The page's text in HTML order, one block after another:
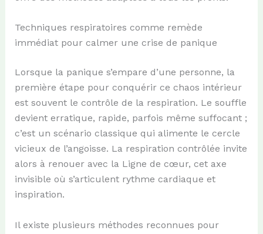
Techniques respiratoires comme remède
immédiat pour calmer une crise de panique
Lorsque la panique s’empare d’une personne, la
première étape pour conquérir ce chaos intérieur
est souvent le contrôle de la respiration. Le souffle
devient erratique, rapide, parfois même suffocant ;
c’est un scénario classique qui alimente le cercle
vicieux de l’angoisse. La respiration contrôlée invite
alors à renouer avec la Ligne de cœur, cet axe
invisible où s’articulent rythme cardiaque et
inspiration.
Il existe plusieurs méthodes reconnues pour